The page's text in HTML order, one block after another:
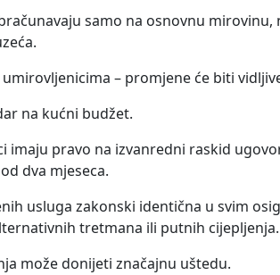
samo na osnovnu
– promjene će biti
na kućni budžet.
imaju pravo na izvanredni raskid
dva mjeseca.
usluga zakonski identična u svim
tretmana ili putnih cijepljenja.
može donijeti značajnu uštedu.